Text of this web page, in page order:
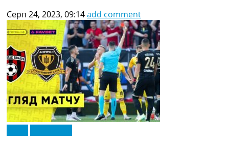
Серп 24, 2023, 09:14add comment